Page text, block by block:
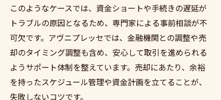
ト
マンションからの住替えでローン問題を解
決する方法
住宅ローン残債がある場合の住替え手順
任意売却や住替えローン活用の最新事情
金融機関への相談前に知るべき住替えの注
このようなケースでは、資金ショートや手続きの遅延が
トラブルの原因となるため、専門家による事前相談が不
可欠です。アヴニプレッセでは、金融機関との調整や売
却のタイミング調整も含め、安心して取引を進められる
ようサポート体制を整えています。売却にあたり、余裕
を持ったスケジュール管理や資金計画を立てることが、
失敗しないコツです。